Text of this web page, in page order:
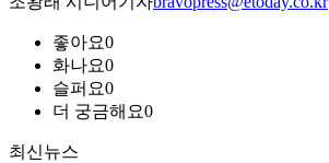
좋아요0
화나요0
슬퍼요0
더 궁금해요0
최신뉴스